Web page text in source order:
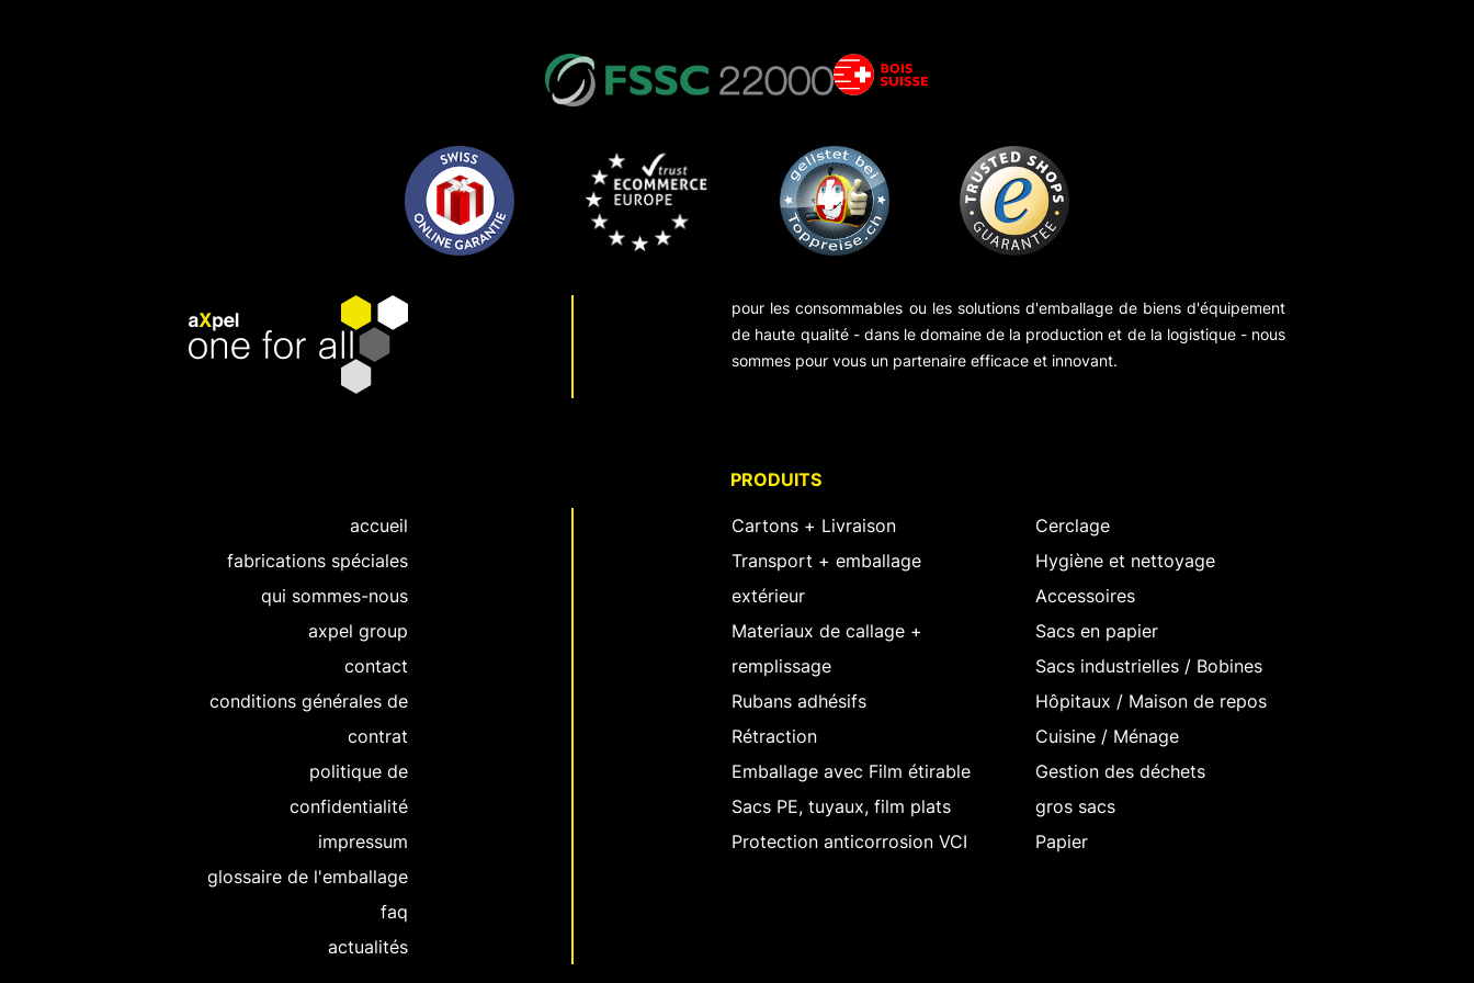
pour les consommables ou les solutions d'emballage de biens d'équipement
de haute qualité - dans le domaine de la production et de la logistique - nous
sommes pour vous un partenaire efficace et innovant.
PRODUITS
accueil
fabrications spéciales
qui sommes-nous
axpel group
contact
conditions générales de
contrat
politique de
confidentialité
impressum
glossaire de l'emballage
faq
actualités
Cartons + Livraison
Transport + emballage
extérieur
Materiaux de callage +
remplissage
Rubans adhésifs
Rétraction
Emballage avec Film étirable
Sacs PE, tuyaux, film plats
Protection anticorrosion VCI
Cerclage
Hygiène et nettoyage
Accessoires
Sacs en papier
Sacs industrielles / Bobines
Hôpitaux / Maison de repos
Cuisine / Ménage
Gestion des déchets
gros sacs
Papier